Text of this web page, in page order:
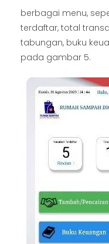
berbagai menu,
terdaftar, total
tabungan, buku
pada gambar 5.